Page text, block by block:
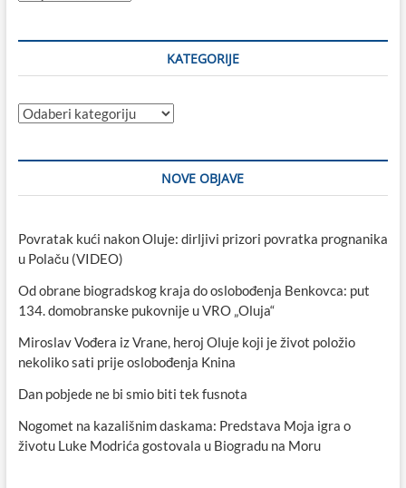
KATEGORIJE
Kategorije
NOVE OBJAVE
Povratak kući nakon Oluje: dirljivi prizori povratka prognanika
u Polaču (VIDEO)
Od obrane biogradskog kraja do oslobođenja Benkovca: put
134. domobranske pukovnije u VRO „Oluja“
Miroslav Vođera iz Vrane, heroj Oluje koji je život položio
nekoliko sati prije oslobođenja Knina
Dan pobjede ne bi smio biti tek fusnota
Nogomet na kazališnim daskama: Predstava Moja igra o
životu Luke Modrića gostovala u Biogradu na Moru